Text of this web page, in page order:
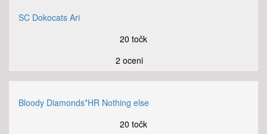
SC Dokocats Ari
20 točk
2 oceni
Bloody Diamonds*HR Nothing else
20 točk